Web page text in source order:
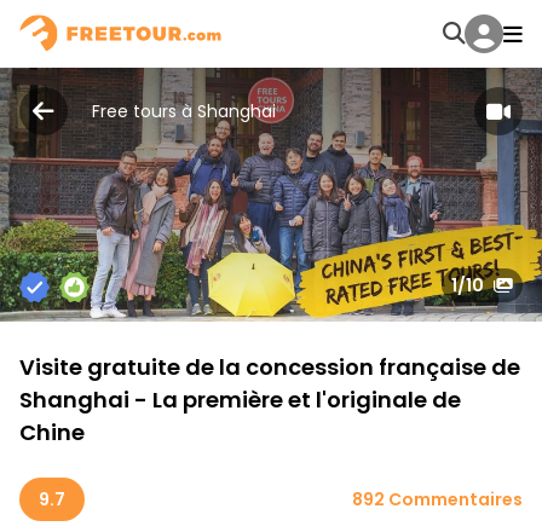
Free tours à Shanghai
1/10
Visite gratuite de la concession française de
Shanghai - La première et l'originale de
Chine
9.7 892 Commentaires